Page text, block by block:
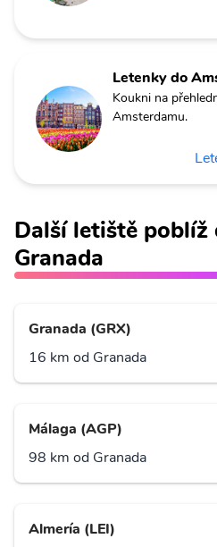
Letenky do
Koukni na
Amsterdamu.
Další letiště poblíž
Granada
Granada (GRX)
16 km od Granada
Málaga (AGP)
98 km od Granada
Almería (LEI)